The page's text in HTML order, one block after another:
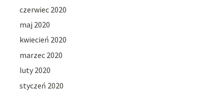
czerwiec 2020
maj 2020
kwiecień 2020
marzec 2020
luty 2020
styczeń 2020